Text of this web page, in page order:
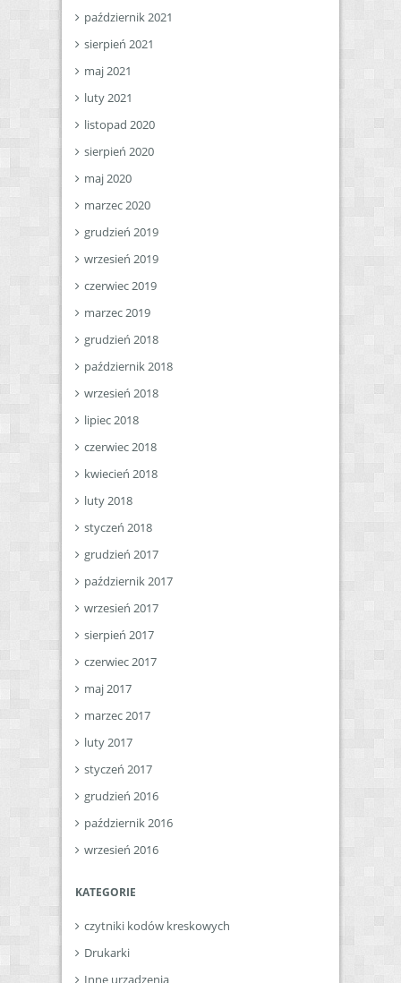
październik 2021
sierpień 2021
maj 2021
luty 2021
listopad 2020
sierpień 2020
maj 2020
marzec 2020
grudzień 2019
wrzesień 2019
czerwiec 2019
marzec 2019
grudzień 2018
październik 2018
wrzesień 2018
lipiec 2018
czerwiec 2018
kwiecień 2018
luty 2018
styczeń 2018
grudzień 2017
październik 2017
wrzesień 2017
sierpień 2017
czerwiec 2017
maj 2017
marzec 2017
luty 2017
styczeń 2017
grudzień 2016
październik 2016
wrzesień 2016
KATEGORIE
czytniki kodów kreskowych
Drukarki
Inne urządzenia